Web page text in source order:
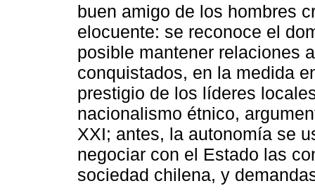
buen amigo de los hombres
elocuente: se reconoce el
posible mantener relaciones
conquistados, en la medida
prestigio de los líderes
nacionalismo étnico,
XXI; antes, la autonomía se
negociar con el Estado las
sociedad chilena, y